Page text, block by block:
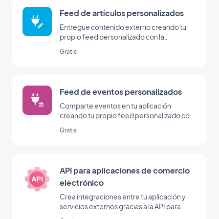
Feed de artículos personalizados
Entregue contenido externo creando tu
propio feed personalizado con la
Gratis
Feed de eventos personalizados
Comparte eventos en tu aplicación
creando tu propio feed personalizado con
de GoodBarber.
Gratis
API para aplicaciones de comercio
electrónico
Crea integraciones entre tu aplicación y
servicios externos gracias a la API para